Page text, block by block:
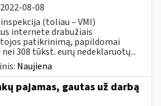
2022-08-08
(toliau – VMI)
internete drabužiais
patikrinimą, papildomai
308 tūkst. eurų nedeklaruotų...
Naujiena
pajamas, gautas už darbą